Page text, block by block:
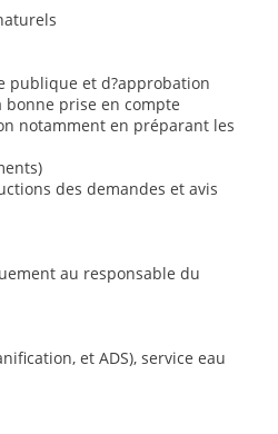
publique et d?approbation
prise en compte
notamment en préparant les
des demandes et avis
au responsable du
et ADS), service eau